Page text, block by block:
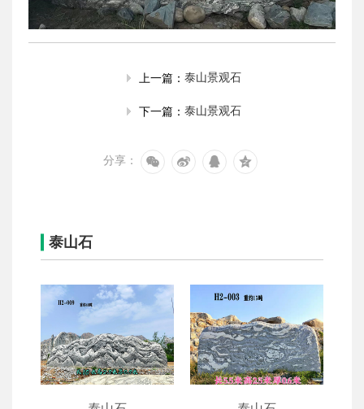
上一篇： 泰山景观石
下一篇： 泰山景观石
分享：
泰山石